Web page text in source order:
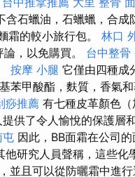
含石蠟油，石蠟蠟，合成
霜的較小旅行包。 林口
，以免購買。 台中整骨
按摩 小腿 它僅由四種成
苯甲酸酯，麩質，香氣
痧推薦 有七種皮革顏色
供了令人愉悅的保護層
屯 因此，BB面霜在公司
他研究人員聲稱，這些化
並且可以從防曬霜中進